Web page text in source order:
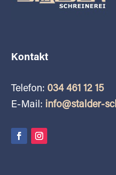
Kontakt
Telefon: 034 461 12 15
E-Mail: info@stalder-